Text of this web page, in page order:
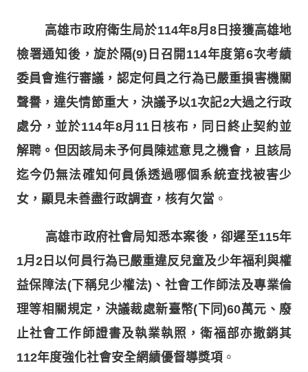
高雄市政府衛生局於114年8月8日接獲高雄地
檢署通知後，旋於隔(9)日召開114年度第6次考績
委員會進行審議，認定何員之行為已嚴重損害機關
聲譽，違失情節重大，決議予以1次記2大過之行政
處分，並於114年8月11日核布，同日終止契約並
解聘。但因該局未予何員陳述意見之機會，且該局
迄今仍無法確知何員係透過哪個系統查找被害少
女，顯見未善盡行政調查，核有欠當 。
高雄市政府社會局知悉本案後，卻遲至115年
1月2日以何員行為已嚴重違反兒童及少年福利與權
益保障法(下稱兒少權法)、社會工作師法及專業倫
理等相關規定，決議裁處新臺幣(下同)60萬元、廢
止社會工作師證書及執業執照，衛福部亦撤銷其
112年度強化社會安全網績優督導獎項 。